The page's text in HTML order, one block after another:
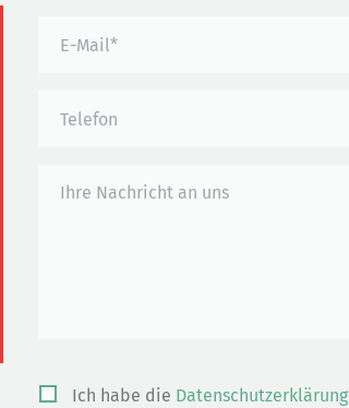
Ich habe die Datenschutzerklärung